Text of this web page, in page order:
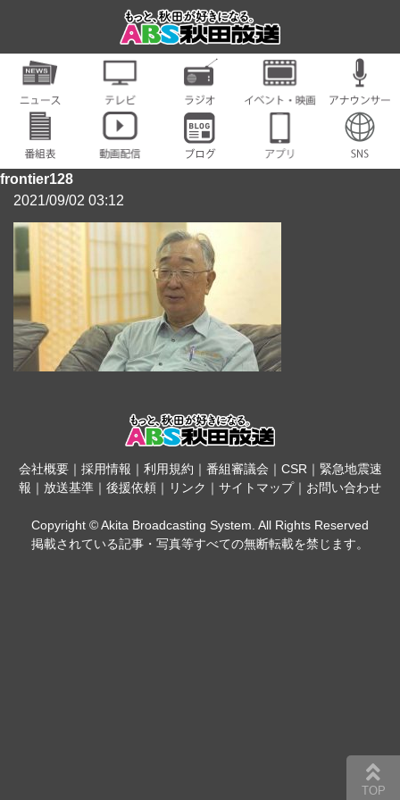
frontier128
2021/09/02 03:12
会社概要｜ 採用情報 ｜ 利用規約 ｜ 番組審議会 ｜ CSR｜ 緊急地震速
報 ｜ 放送基準 ｜ 後援依頼 ｜ リンク ｜ サイトマップ｜ お問い合わせ
Copyright © Akita Broadcasting System. All Rights Reserved
掲載されている記事・写真等すべての無断転載を禁じます。